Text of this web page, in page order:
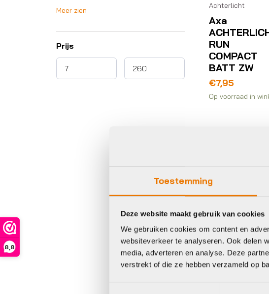
Toestemming
Deze website maakt gebruik van cookies
We gebruiken cookies om content en
websiteverkeer te analyseren. Ook delen
media, adverteren en analyse. Deze
verstrekt of die ze hebben verzameld op
8,8
Meer zien
Prijs
Achterlicht
Axa
RUN
COMPACT
BATT ZW
€7,95
Op voorraad in
Lezyne